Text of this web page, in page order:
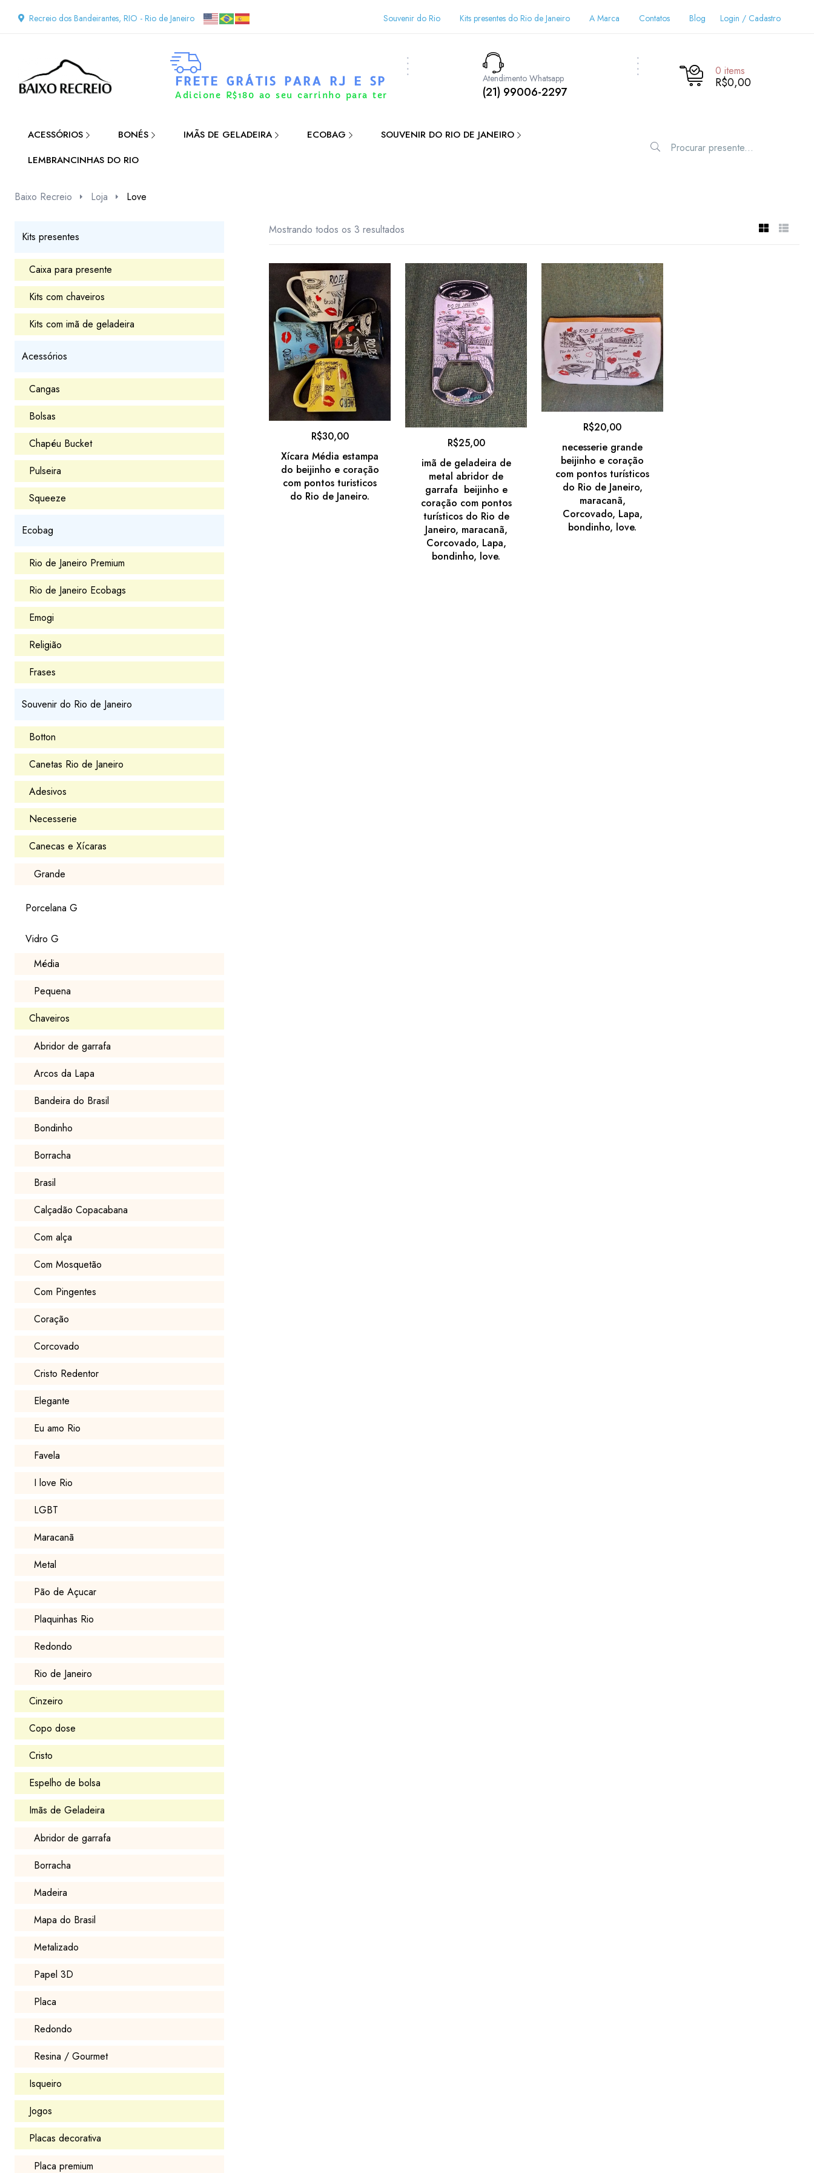
Recreio dos Bandeirantes, RIO - Rio de Janeiro Souvenir do Rio Kits presentes do Rio de Janeiro A Marca Contatos Blog Login / Cadastro
FRETE GRÁTIS PARA RJ E SP
Adicione R$180 ao seu carrinho para ter
Atendimento Whatsapp
(21) 99006-2297
0 items
R$0,00
ACESSÓRIOS BONÉS IMÃS DE GELADEIRA ECOBAG
SOUVENIR DO RIO DE JANEIRO
LEMBRANCINHAS DO RIO
Baixo Recreio Loja Love
Mostrando todos os 3 resultados
Xícara Média estampa
do beijinho e coração
com pontos turisticos
do Rio de Janeiro.
R$30,00
imã de geladeira de
metal abridor de
garrafa beijinho e
coração com pontos
turísticos do Rio de
Janeiro, maracanã,
Corcovado, Lapa,
bondinho, love.
R$25,00
necesserie grande
beijinho e coração
com pontos turísticos
do Rio de Janeiro,
maracanã,
Corcovado, Lapa,
bondinho, love.
R$20,00
Kits presentes
Caixa para presente
Kits com chaveiros
Kits com imã de geladeira
Acessórios
Cangas
Bolsas
Chapéu Bucket
Pulseira
Squeeze
Ecobag
Rio de Janeiro Premium
Rio de Janeiro Ecobags
Emogi
Religião
Frases
Souvenir do Rio de Janeiro
Botton
Canetas Rio de Janeiro
Adesivos
Necesserie
Canecas e Xícaras
Grande
Porcelana G
Vidro G
Média
Pequena
Chaveiros
Abridor de garrafa
Arcos da Lapa
Bandeira do Brasil
Bondinho
Borracha
Brasil
Calçadão Copacabana
Com alça
Com Mosquetão
Com Pingentes
Coração
Corcovado
Cristo Redentor
Elegante
Eu amo Rio
Favela
I love Rio
LGBT
Maracanã
Metal
Pão de Açucar
Plaquinhas Rio
Redondo
Rio de Janeiro
Cinzeiro
Copo dose
Cristo
Espelho de bolsa
Imãs de Geladeira
Abridor de garrafa
Borracha
Madeira
Mapa do Brasil
Metalizado
Papel 3D
Placa
Redondo
Resina / Gourmet
Isqueiro
Jogos
Placas decorativa
Placa premium